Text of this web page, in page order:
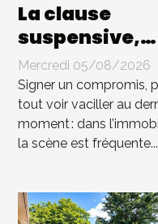
La clause
suspensive,
terrain miné
bouclier
juridique
l’achat
immobilier ?
Mercredi 05/08/2026
Signer un compromis,
tout voir vaciller au
moment : dans
la scène est